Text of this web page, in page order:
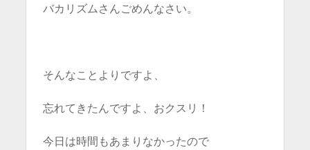
バカリズムさんごめんなさい。
そんなことよりですよ、
忘れてきたんですよ、おクスリ！
今日は時間もあまりなかったので